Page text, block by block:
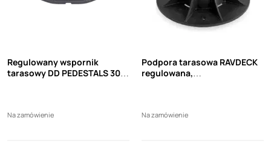
Regulowany wspornik
tarasowy DD PEDESTALS 30-
Na zamówienie
Podpora tarasowa RAVDECK
regulowana,
Na zamówienie